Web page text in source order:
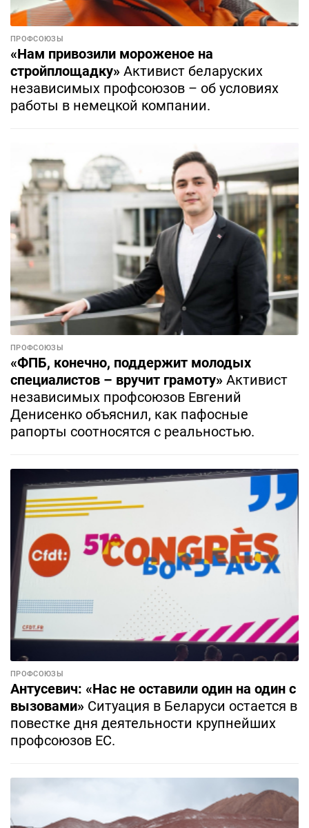
ПРОФСОЮЗЫ
«Нам привозили мороженое на
стройплощадку» Активист беларуских
независимых профсоюзов – об условиях
работы в немецкой компании.
ПРОФСОЮЗЫ
«ФПБ, конечно, поддержит молодых
специалистов – вручит грамоту» Активист
независимых профсоюзов Евгений
Денисенко объяснил, как пафосные
рапорты соотносятся с реальностью.
ПРОФСОЮЗЫ
Антусевич: «Нас не оставили один на один с
вызовами» Ситуация в Беларуси остается в
повестке дня деятельности крупнейших
профсоюзов ЕС.